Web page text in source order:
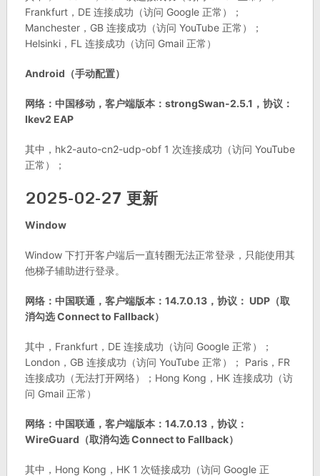
Frankfurt，DE 连接成功（访问 Google 正常）；
Manchester，GB 连接成功（访问 YouTube 正常）；
Helsinki，FL 连接成功（访问 Gmail 正常）
Android（手动配置）
网络：中国移动，客户端版本：strongSwan-2.5.1，协议：
Ikev2 EAP
其中，hk2-auto-cn2-udp-obf 1 次连接成功（访问 YouTube
正常）；
2025-02-27 更新
Window
Window 下打开客户端后一直转圈无法正常登录，只能使用其
他梯子辅助进行登录。
网络：中国联通，客户端版本：14.7.0.13，协议： UDP（取
消勾选 Connect to Fallback）
其中，Frankfurt，DE 连接成功（访问 Google 正常）；
London，GB 连接成功（访问 YouTube 正常）； Paris，FR
连接成功（无法打开网络）；Hong Kong，HK 连接成功（访
问 Gmail 正常）
网络：中国联通，客户端版本：14.7.0.13，协议：
WireGuard（取消勾选 Connect to Fallback）
其中，Hong Kong，HK 1 次链接成功（访问 Google 正